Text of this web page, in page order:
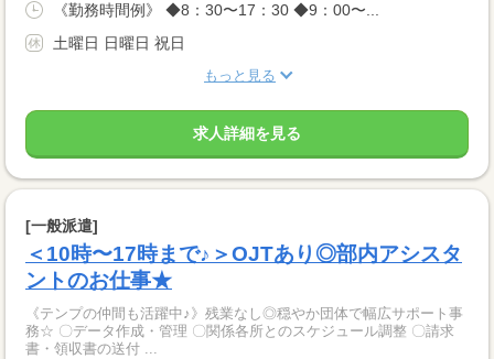
《勤務時間例》 ◆8：30〜17：30 ◆9：00〜...
土曜日 日曜日 祝日
もっと見る
求人詳細を見る
[一般派遣]
＜10時〜17時まで♪＞OJTあり◎部内アシスタ
ントのお仕事★
《テンプの仲間も活躍中♪》残業なし◎穏やか団体で幅広サポート事
務☆ 〇データ作成・管理 〇関係各所とのスケジュール調整 〇請求
書・領収書の送付 ...